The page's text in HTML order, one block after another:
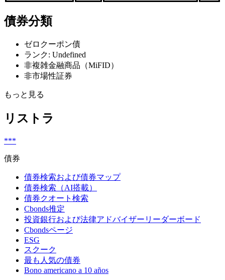
債券分類
ゼロクーポン債
ランク: Undefined
非複雑金融商品（MiFID）
非市場性証券
もっと見る
リストラ
***
債券
債券検索および債券マップ
債券検索（AI搭載）
債券クオート検索
Cbonds推定
投資銀行および法律アドバイザーリーダーボード
Cbondsページ
ESG
スクーク
最も人気の債券
Bono americano a 10 años